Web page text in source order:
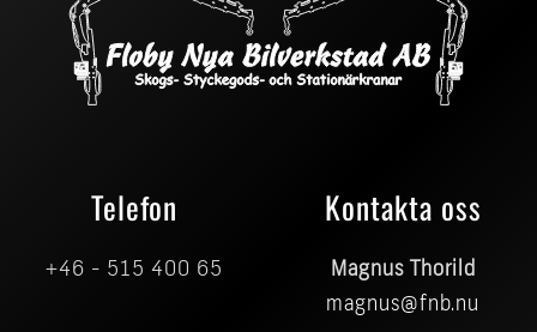
Telefon
+46 - 515 400 65
Kontakta oss
Magnus Thorild
magnus@fnb.nu